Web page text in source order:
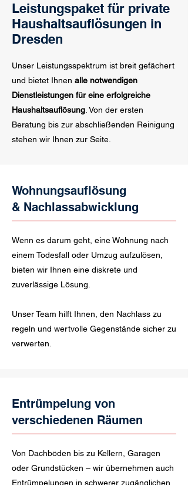
Leistungspaket für private
Haushaltsauflösungen in
Dresden
Unser Leistungsspektrum ist breit gefächert
und bietet Ihnen alle notwendigen
Dienstleistungen für eine erfolgreiche
Haushaltsauflösung . Von der ersten
Beratung bis zur abschließenden Reinigung
stehen wir Ihnen zur Seite.
Wohnungsauflösung
& Nachlassabwicklung
Wenn es darum geht, eine Wohnung nach
einem Todesfall oder Umzug aufzulösen,
bieten wir Ihnen eine diskrete und
zuverlässige Lösung.
Unser Team hilft Ihnen, den Nachlass zu
regeln und wertvolle Gegenstände sicher zu
verwerten.
Entrümpelung von
verschiedenen Räumen
Von Dachböden bis zu Kellern, Garagen
oder Grundstücken – wir übernehmen auch
Entrümpelungen in schwerer zugänglichen